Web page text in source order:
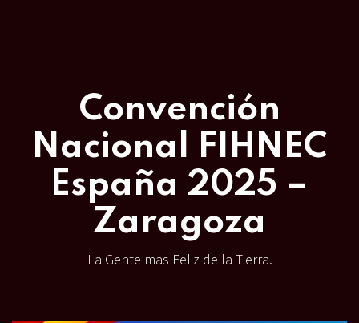
Convención
Nacional FIHNEC
España 2025 –
Zaragoza
La Gente mas Feliz de la Tierra.